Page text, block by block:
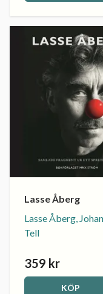
Lasse Åberg
Lasse Åberg, Johan
Tell
359 kr
KÖP